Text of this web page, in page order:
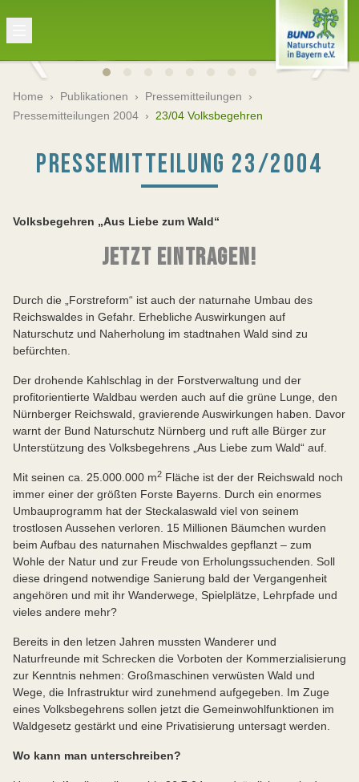
Home › Publikationen › Pressemitteilungen ›
Pressemitteilungen 2004 › 23/04 Volksbegehren
PRESSEMITTEILUNG 23/2004
Volksbegehren „Aus Liebe zum Wald“
JETZT EINTRAGEN!
Durch die „Forstreform“ ist auch der naturnahe Umbau des
Reichswaldes in Gefahr. Erhebliche Auswirkungen auf
Naturschutz und Naherholung im stadtnahen Wald sind zu
befürchten.
Der drohende Kahlschlag in der Forstverwaltung und der
profitorientierte Waldbau werden auch auf die grüne Lunge, den
Nürnberger Reichswald, gravierende Auswirkungen haben. Davor
warnt der Bund Naturschutz Nürnberg und ruft alle Bürger zur
Unterstützung des Volksbegehrens „Aus Liebe zum Wald“ auf.
Mit seinen ca. 25.000.000 m2 Fläche ist der der Reichswald noch
immer einer der größten Forste Bayerns. Durch ein enormes
Umbauprogramm hat der Steckalaswald viel von seinem
trostlosen Aussehen verloren. 15 Millionen Bäumchen wurden
beim Aufbau des naturnahen Mischwaldes gepflanzt – zum
Wohle der Natur und zur Freude von Erholungssuchenden. Soll
diese dringend notwendige Sanierung bald der Vergangenheit
angehören und mit ihr Wanderwege, Spielplätze, Lehrpfade und
vieles andere mehr?
Bereits in den letzen Jahren mussten Wanderer und
Naturfreunde mit Schrecken die Vorboten der Kommerzialisierung
zur Kenntnis nehmen: Großmaschinen verwüsten Wald und
Wege, die Infrastruktur wird zunehmend aufgegeben. Im Zuge
eines Volksbegehrens sollen jetzt die Gemeinwohlfunktionen im
Waldgesetz gestärkt und eine Privatisierung untersagt werden.
Wo kann man unterschreiben?